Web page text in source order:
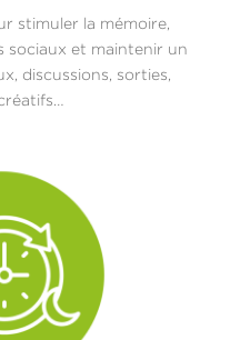
stimuler la mémoire,
sociaux et maintenir un
discussions, sorties,